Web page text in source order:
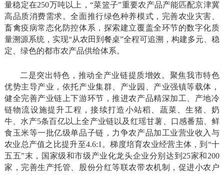
量稳定在250万吨以上，“菜篮子”重要农产品产能匹配京津冀
高品质消费需求。全面推行绿色种养模式，完善农业灾害、
畜禽疫病常态化防控体系，探索建立覆盖全环节的数字化质
量溯源系统，实现“从农田到餐桌”全程可追溯，构建多元、稳
定、绿色的都市农产品供给体系。
二是突出特色，推动全产业链提质增效。聚焦我市特色
优势主导产业，依托产业集群、产业园、产业强镇等载体，
健全完善产业链上下游环节，推进农产品精深加工、产地冷
链物流设施提升工程，接续打造小站稻、蔬菜、生猪、奶
牛、水产5条百亿以上全产业链以及红瑶甘薯、口感番茄、鲜
食玉米等一批亿级单品子链，力争农产品加工业营业收入与
农业总产值之比提升至4.6:1。梯度培育农业经营主体，到“十
五五”末，国家级和市级产业化龙头企业分别达到25家和200
家，完善生产托管、股份分红等联农带农机制，促进小农户